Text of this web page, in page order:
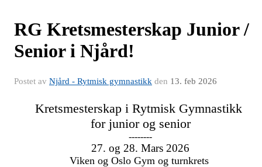
RG Kretsmesterskap Junior /
Senior i Njård!
Postet av Njård - Rytmisk gymnastikk den 13. feb 2026
Kretsmesterskap i Rytmisk Gymnastikk
for junior og senior
--------
27. og 28. Mars 2026
Viken og Oslo Gym og turnkrets